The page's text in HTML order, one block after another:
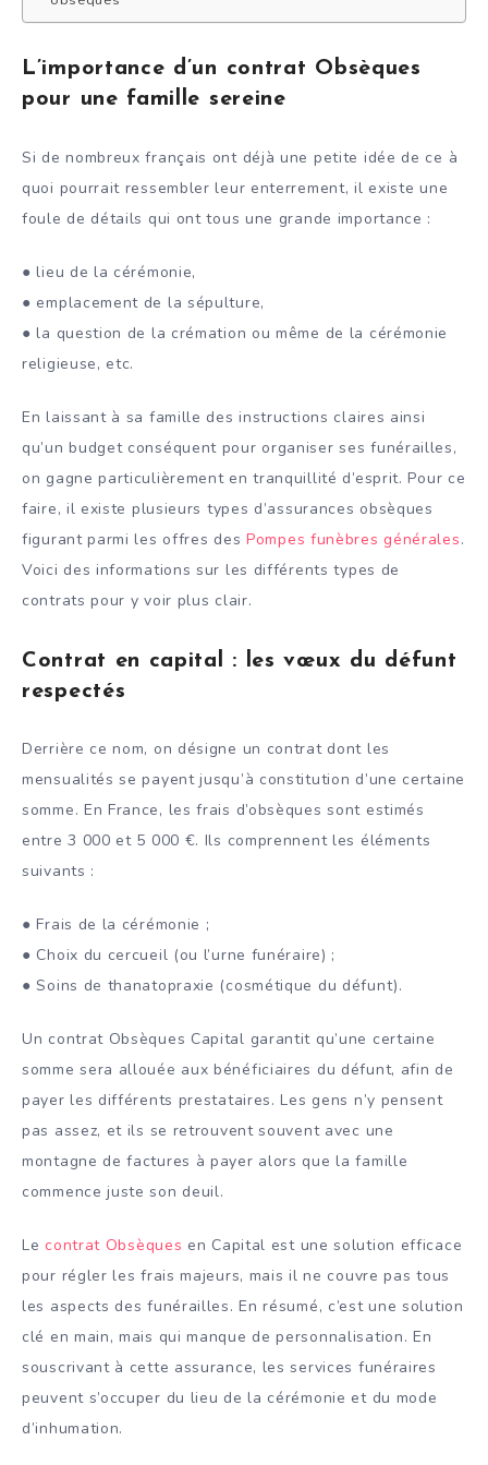
L’importance d’un contrat Obsèques
pour une famille sereine
Si de nombreux français ont déjà une petite idée de ce à
quoi pourrait ressembler leur enterrement, il existe une
foule de détails qui ont tous une grande importance :
● lieu de la cérémonie,
● emplacement de la sépulture,
● la question de la crémation ou même de la cérémonie
religieuse, etc.
En laissant à sa famille des instructions claires ainsi
qu’un budget conséquent pour organiser ses funérailles,
on gagne particulièrement en tranquillité d’esprit. Pour ce
faire, il existe plusieurs types d’assurances obsèques
figurant parmi les offres des Pompes funèbres générales.
Voici des informations sur les différents types de
contrats pour y voir plus clair.
Contrat en capital : les vœux du défunt
respectés
Derrière ce nom, on désigne un contrat dont les
mensualités se payent jusqu’à constitution d’une certaine
somme. En France, les frais d’obsèques sont estimés
entre 3 000 et 5 000 €. Ils comprennent les éléments
suivants :
● Frais de la cérémonie ;
● Choix du cercueil (ou l’urne funéraire) ;
● Soins de thanatopraxie (cosmétique du défunt).
Un contrat Obsèques Capital garantit qu’une certaine
somme sera allouée aux bénéficiaires du défunt, afin de
payer les différents prestataires. Les gens n’y pensent
pas assez, et ils se retrouvent souvent avec une
montagne de factures à payer alors que la famille
commence juste son deuil.
Le contrat Obsèques en Capital est une solution efficace
pour régler les frais majeurs, mais il ne couvre pas tous
les aspects des funérailles. En résumé, c’est une solution
clé en main, mais qui manque de personnalisation. En
souscrivant à cette assurance, les services funéraires
peuvent s’occuper du lieu de la cérémonie et du mode
d’inhumation.